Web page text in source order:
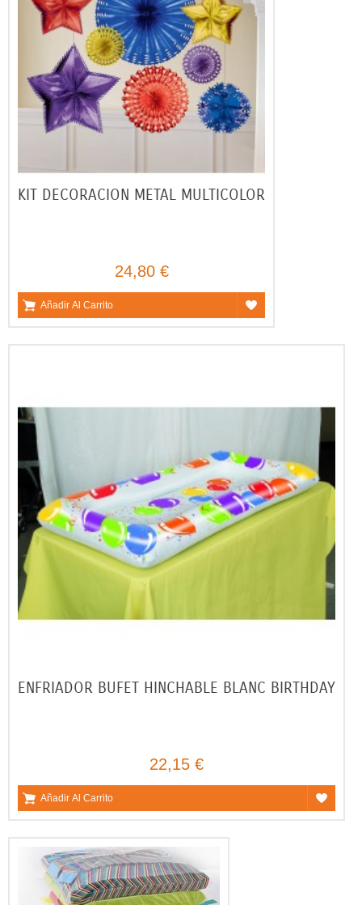
KIT DECORACION METAL MULTICOLOR
24,80 €
Añadir Al Carrito
ENFRIADOR BUFET HINCHABLE BLANC BIRTHDAY
22,15 €
Añadir Al Carrito